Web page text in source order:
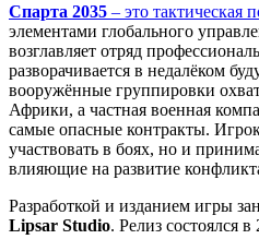
Спарта 2035 – это тактическая
элементами глобального
возглавляет отряд
разворачивается в недалёком
вооружённые группировки
Африки, а частная военная
самые опасные контракты.
участвовать в боях, но и
влияющие на развитие
Разработкой и изданием игры
Lipsar Studio. Релиз состоялся в